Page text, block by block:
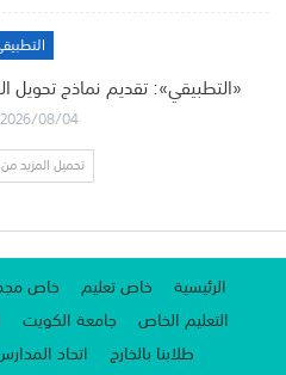
«التطبيقي»: تقديم نماذج
2026/08/04
تحميل المزيد من
الرئيسية خاص تعليم خاص
التعليم الخاص
جامعة الكويت
طلابنا بالخارج
اتحاد